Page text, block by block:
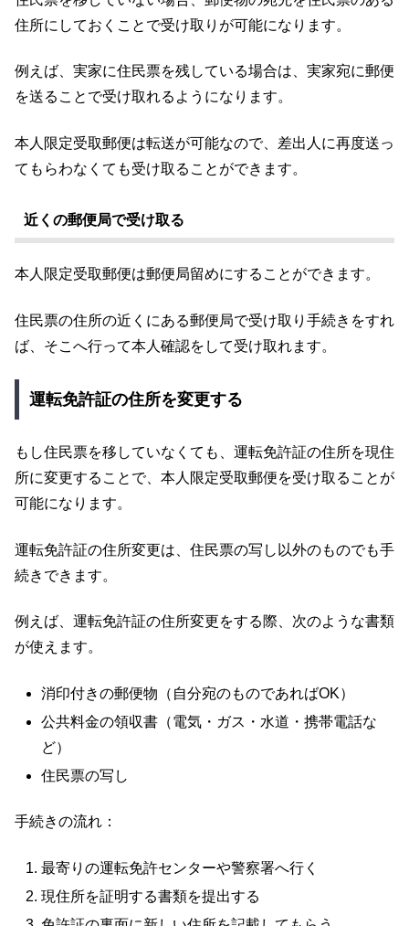
住所にしておくことで受け取りが可能になります。
例えば、実家に住民票を残している場合は、実家宛に郵便
を送ることで受け取れるようになります。
本人限定受取郵便は転送が可能なので、差出人に再度送っ
てもらわなくても受け取ることができます。
近くの郵便局で受け取る
本人限定受取郵便は郵便局留めにすることができます。
住民票の住所の近くにある郵便局で受け取り手続きをすれ
ば、そこへ行って本人確認をして受け取れます。
運転免許証の住所を変更する
もし住民票を移していなくても、運転免許証の住所を現住
所に変更することで、本人限定受取郵便を受け取ることが
可能になります。
運転免許証の住所変更は、住民票の写し以外のものでも手
続きできます。
例えば、運転免許証の住所変更をする際、次のような書類
が使えます。
消印付きの郵便物（自分宛のものであればOK）
公共料金の領収書（電気・ガス・水道・携帯電話な
ど）
住民票の写し
手続きの流れ：
最寄りの運転免許センターや警察署へ行く
現住所を証明する書類を提出する